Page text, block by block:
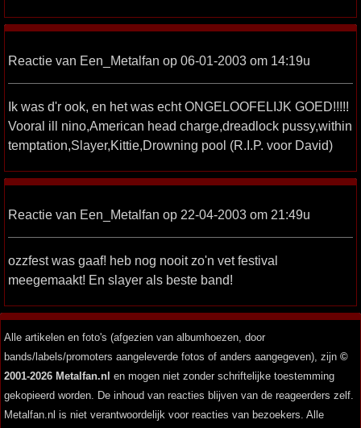
Reactie van Een_Metalfan op 06-01-2003 om 14:19u
Ik was d'r ook, en het was echt ONGELOOFELIJK GOED!!!!!
Vooral ill nino,American head charge,dreadlock pussy,within
temptation,Slayer,Kittie,Drowning pool (R.I.P. voor David)
Reactie van Een_Metalfan op 22-04-2003 om 21:49u
ozzfest was gaaf! heb nog nooit zo'n vet festival
meegemaakt! En slayer als beste band!
Alle artikelen en foto's (afgezien van albumhoezen, door
bands/labels/promoters aangeleverde fotos of anders aangegeven), zijn ©
2001-2026 Metalfan.nl en mogen niet zonder schriftelijke toestemming
gekopieerd worden. De inhoud van reacties blijven van de reageerders zelf.
Metalfan.nl is niet verantwoordelijk voor reacties van bezoekers. Alle